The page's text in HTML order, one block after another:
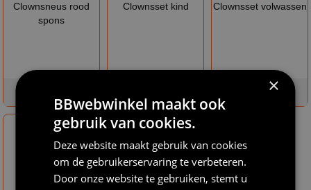
Clownsneus rood
spons
Clownsset kind
Clownsset volwassen
op voorraad
×
BBwebwinkel maakt ook
gebruik van cookies.
Deze website maakt gebruik van cookies
om de gebruikerservaring te verbeteren.
Door onze website te gebruiken, stemt u